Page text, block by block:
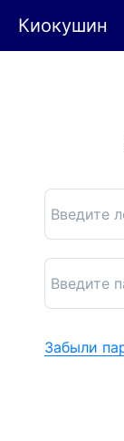
Киокушин
Забыли